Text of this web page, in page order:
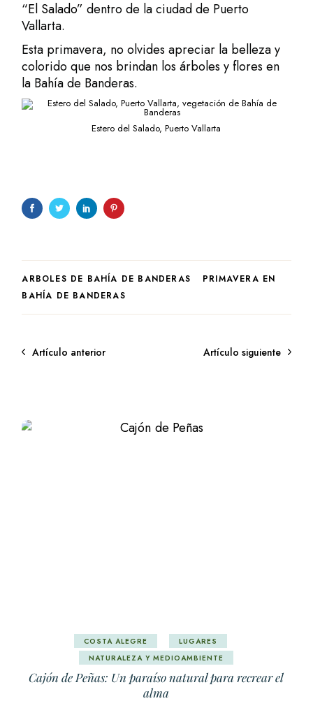
“El Salado” dentro de la ciudad de Puerto
Vallarta.
Esta primavera, no olvides apreciar la belleza y
colorido que nos brindan los árboles y flores en
la Bahía de Banderas.
Estero del Salado, Puerto Vallarta
ARBOLES DE BAHÍA DE BANDERAS
PRIMAVERA EN
BAHÍA DE BANDERAS
Artículo anterior Artículo siguiente
COSTA ALEGRE
LUGARES
NATURALEZA Y MEDIOAMBIENTE
Cajón de Peñas: Un paraíso natural para recrear el
alma